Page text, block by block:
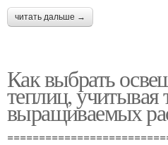
читать дальше →
Как выбрать
теплиц, учитывая
выращиваемых